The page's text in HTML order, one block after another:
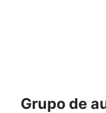
Grupo de